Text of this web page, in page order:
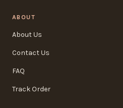
ABOUT
About Us
Contact Us
FAQ
Track Order